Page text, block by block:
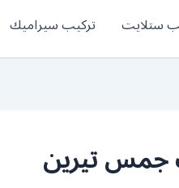
ستلايت تركيب سيراميك
جمس تيرين